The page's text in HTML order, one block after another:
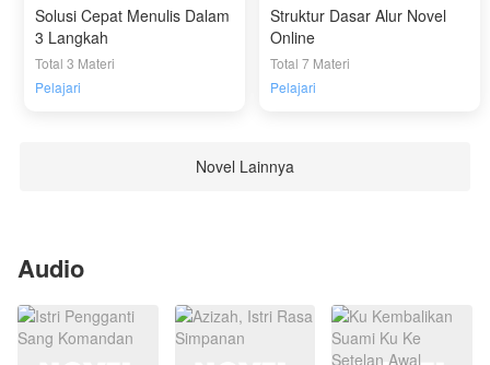
Solusi Cepat Menulis Dalam
3 Langkah
Total 3 Materi
Pelajari
Struktur Dasar Alur Novel
Online
Total 7 Materi
Pelajari
Novel Lainnya
Audio